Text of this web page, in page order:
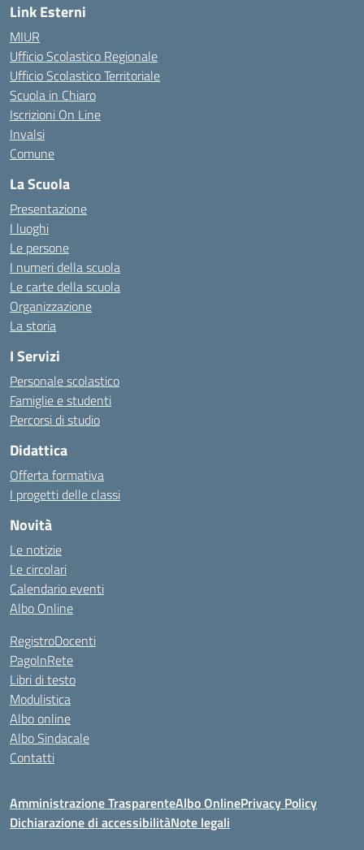
Link Esterni
MIUR
Ufficio Scolastico Regionale
Ufficio Scolastico Territoriale
Scuola in Chiaro
Iscrizioni On Line
Invalsi
Comune
La Scuola
Presentazione
I luoghi
Le persone
I numeri della scuola
Le carte della scuola
Organizzazione
La storia
I Servizi
Personale scolastico
Famiglie e studenti
Percorsi di studio
Didattica
Offerta formativa
I progetti delle classi
Novità
Le notizie
Le circolari
Calendario eventi
Albo Online
RegistroDocenti
PagoInRete
Libri di testo
Modulistica
Albo online
Albo Sindacale
Contatti
Amministrazione TrasparenteAlbo OnlinePrivacy Policy
Dichiarazione di accessibilitàNote legali